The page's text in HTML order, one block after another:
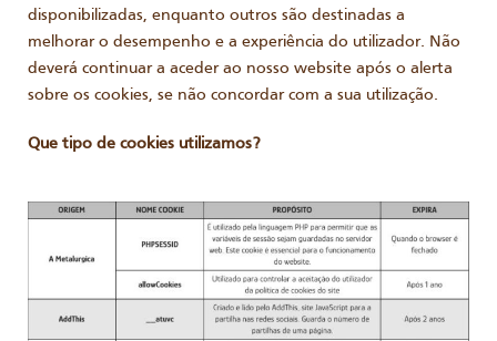
disponibilizadas, enquanto outros são destinadas a
melhorar o desempenho e a experiência do utilizador. Não
deverá continuar a aceder ao nosso website após o alerta
sobre os cookies, se não concordar com a sua utilização.
Que tipo de cookies utilizamos?